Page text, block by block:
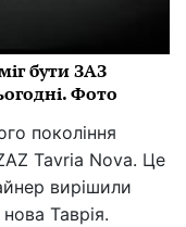
бути ЗАЗ
Фото
покоління
Tavria Nova. Це
вирішили
Таврія.